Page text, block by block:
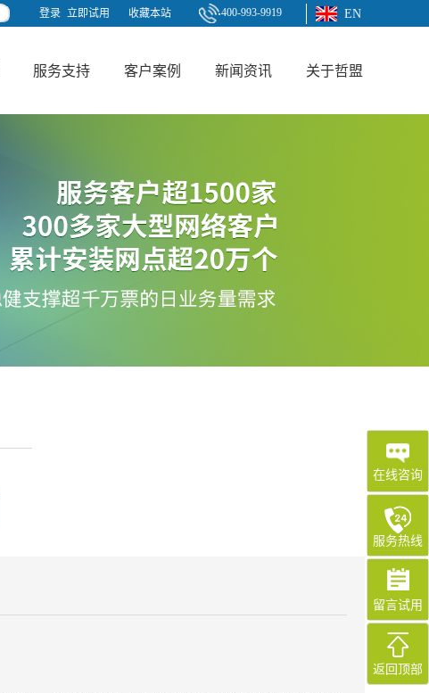
400-993-9919 EN
收藏本站
立即试用
登录
服务支持 客户案例 新闻资讯 关于哲盟
在线咨询
服务热线
留言试用
返回顶部